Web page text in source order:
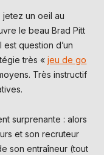
jetez un oeil au
le beau Brad Pitt
est question d’un
très «jeu de go
Très instructif
surprenante : alors
et son recruteur
son entraîneur (tout